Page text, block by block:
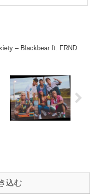
– Blackbear ft. FRND
込む